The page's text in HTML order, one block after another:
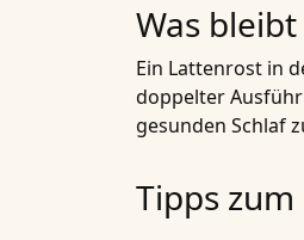
Was
Ein Lattenrost in
doppelter
gesunden Schlaf
Tipps